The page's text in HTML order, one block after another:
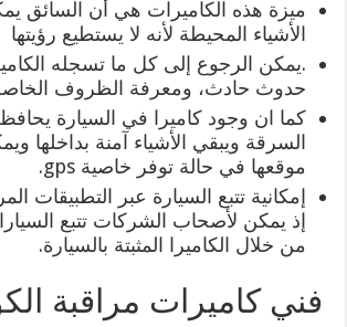
ميزة هذه الكاميرات هي أن السائق
الأشياء المحيطة لأنه لا يستطيع رؤيتها
.يمكن الرجوع إلى كل ما تسجله
حدوث حادث، ومعرفة الظروف
كما ان وجود كاميرا في السيارة
السرقة ويبقي الأشياء آمنة بداخلها
موقعها في حالة توفر خاصية gps.
إمكانية تتبع السيارة عبر التطبيقات
إذ يمكن لأصحاب الشركات تتبع
من خلال الكاميرا المثبتة بالسيارة.
فني كاميرات مراقبة